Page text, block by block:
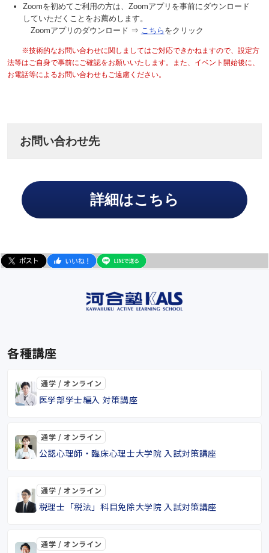
Zoomを初めてご利用の方は、Zoomアプリを事前にダウンロード
していただくことをお薦めします。
Zoomアプリのダウンロード ⇒ こちら をクリック
※技術的なお問い合わせに関しましてはご対応できかねますので、設定方
法等はご自身で事前にご確認をお願いいたします。また、イベント開始後に、
お電話等によるお問い合わせもご遠慮ください。
お問い合わせ先
詳細はこちら
各種講座
通学 / オンライン
医学部学士編入 対策講座
通学 / オンライン
公認心理師・臨床心理士大学院 入試対策講座
通学 / オンライン
税理士「税法」科目免除大学院 入試対策講座
通学 / オンライン